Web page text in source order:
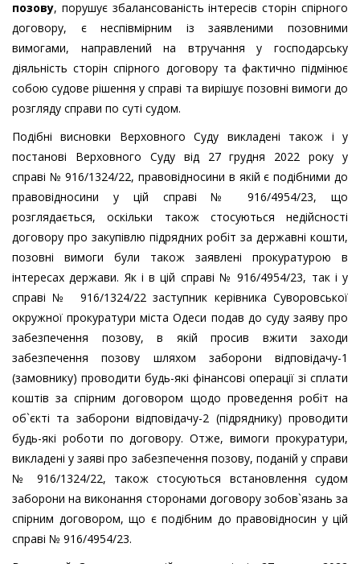
позову, порушує збалансованість інтересів сторін спірного
договору, є неспівмірним із заявленими позовними
вимогами, направлений на втручання у господарську
діяльність сторін спірного договору та фактично підмінює
собою судове рішення у справі та вирішує позовні вимоги до
розгляду справи по суті судом.
Подібні висновки Верховного Суду викладені також і у
постанові Верховного Суду від 27 грудня 2022 року у
справі № 916/1324/22, правовідносини в якій є подібними до
правовідносини у цій справі № 916/4954/23, що
розглядається, оскільки також стосуються недійсності
договору про закупівлю підрядних робіт за державні кошти,
позовні вимоги були також заявлені прокуратурою в
інтересах держави. Як і в цій справі № 916/4954/23, так і у
справі № 916/1324/22 заступник керівника Суворовської
окружної прокуратури міста Одеси подав до суду заяву про
забезпечення позову, в якій просив вжити заходи
забезпечення позову шляхом заборони відповідачу-1
(замовнику) проводити будь-які фінансові операції зі сплати
коштів за спірним договором щодо проведення робіт на
об`єкті та заборони відповідачу-2 (підряднику) проводити
будь-які роботи по договору. Отже, вимоги прокуратури,
викладені у заяві про забезпечення позову, поданій у справи
№ 916/1324/22, також стосуються встановлення судом
заборони на виконання сторонами договору зобов`язань за
спірним договором, що є подібним до правовідносин у цій
справі № 916/4954/23.